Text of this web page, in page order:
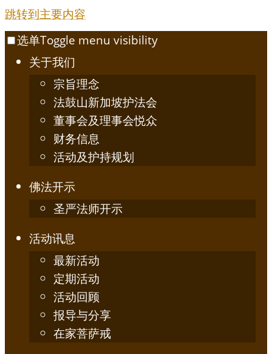
跳转到主要内容
选单Toggle menu visibility
关于我们
宗旨理念
法鼓山新加坡护法会
董事会及理事会悦众
财务信息
活动及护持规划
佛法开示
圣严法师开示
活动讯息
最新活动
定期活动
活动回顾
报导与分享
在家菩萨戒